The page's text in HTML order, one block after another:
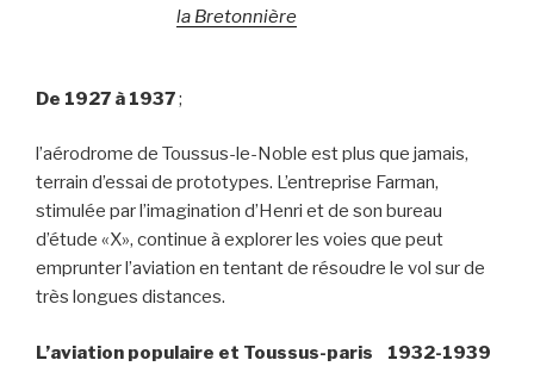
la Bretonnière
De 1927 à 1937;
l­’aérodrome de Toussus-le-Noble est plus que jamais,
terrain d’essai de prototypes. L’entreprise Farman,
stimulée par l’imagination d’Henri et de son bureau
d’étude «X», continue à explorer les voies que peut
emprunter l’aviation en tentant de résoudre le vol sur de
très longues distances.
L­’aviation populaire et Toussus-paris 1932-1939